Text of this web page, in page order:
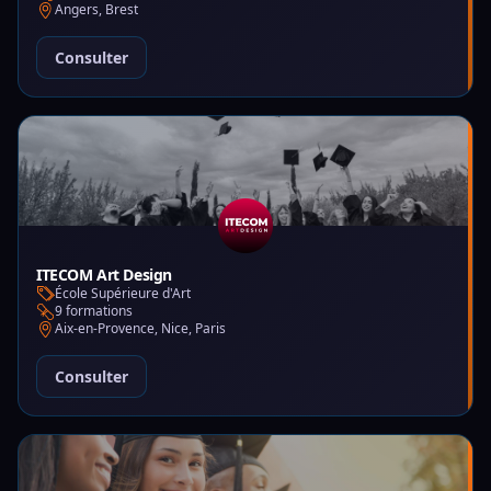
Angers, Brest
Consulter
ITECOM Art Design
École Supérieure d'Art
9 formations
Aix-en-Provence, Nice, Paris
Consulter